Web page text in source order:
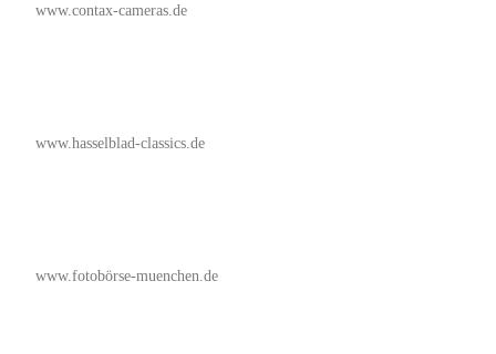
www.contax-cameras.de
www.hasselblad-classics.de
www.fotobörse-muenchen.de